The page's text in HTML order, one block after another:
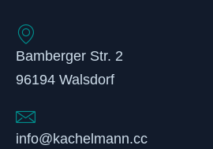
Bamberger Str. 2
96194 Walsdorf
info@kachelmann.cc